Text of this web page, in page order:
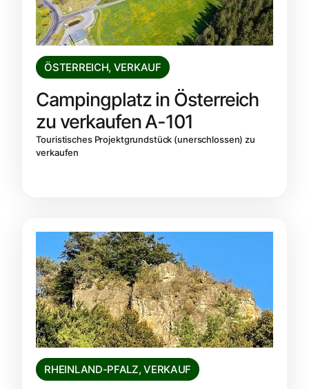
ÖSTERREICH, VERKAUF
Campingplatz in Österreich
zu verkaufen A-101
Touristisches Projektgrundstück (unerschlossen) zu
verkaufen
RHEINLAND-PFALZ,VERKAUF